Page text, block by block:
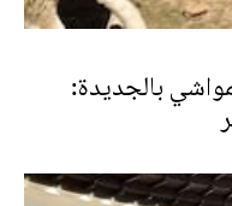
بالجديدة: